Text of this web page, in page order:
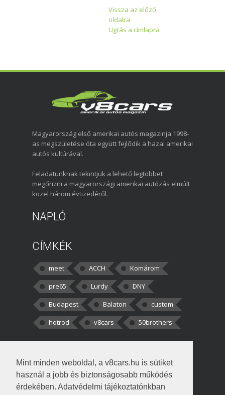
Mint minden weboldal, a v8cars.hu is sütiket
használ a jobb és biztonságosabb működés
érdekében. Adatvédelmi tájékoztatónkban
Vissza az előző
oldalra
Ugrás a címlapra
Magyarország első amerikai autós magazinja 1998-
as megszületése óta együtt fejlődik a hazai amerikai
autós kultúrával.
Feladatunknak tekintjük a lehető legtöbbet
megőrizni a magyarországi amerikai autózás elmúlt
közel három évtizedéről.
NAPLÓ
CÍMKÉK
meet ACCH
Komárom
pre65
Lurdy
DNY
Budapest
Balaton
custom
hotrod
v8cars 50brothers
kortisz:Elszúrtam! Én csak két
darabbaal számoltam. Nem tudtam, hogy fél autót,